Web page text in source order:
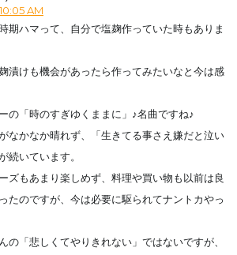
AM
期ハマって、自分で塩麹作っていた時もありま
漬けも機会があったら作ってみたいなと今は感
の「時のすぎゆくままに」♪名曲ですね♪
なかなか晴れず、「生きてる事さえ嫌だと泣い
続いています。
ズもあまり楽しめず、料理や買い物も以前は良
たのですが、今は必要に駆られてナントカやっ
の「悲しくてやりきれない」ではないですが、